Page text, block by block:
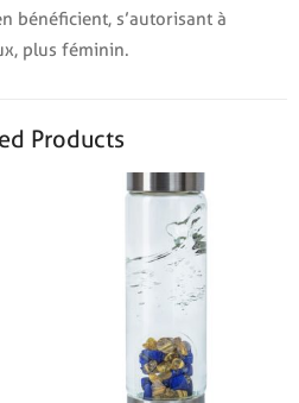
bénéficient, s’autorisant à
plus féminin.
Products